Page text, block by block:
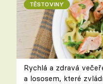
TĚSTOVINY
Rychlá a zdravá
a lososem, které